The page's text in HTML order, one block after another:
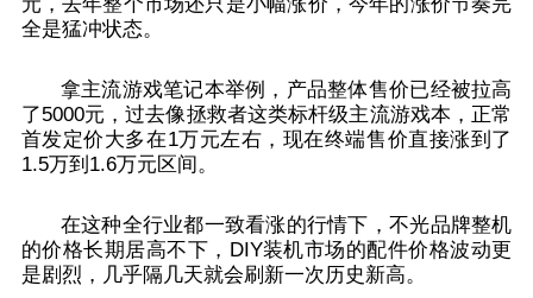
全是猛冲状态。
拿主流游戏笔记本举例，产品整体售价已经被拉高
了5000元，过去像拯救者这类标杆级主流游戏本，正常
首发定价大多在1万元左右，现在终端售价直接涨到了
1.5万到1.6万元区间。
在这种全行业都一致看涨的行情下，不光品牌整机
的价格长期居高不下，DIY装机市场的配件价格波动更
是剧烈，几乎隔几天就会刷新一次历史新高。